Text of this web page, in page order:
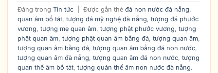
Đăng trong Tin tức Được gắn thẻ đá non nước đà nẵng,
quan âm bồ tát, tượng đá mỹ nghệ đà nẵng, tượng đá phước
vương, tượng mẹ quan âm, tượng phật phước vương, tượng
phật quan âm, tượng phật quan âm bằng đá, tượng quan âm,
tượng quan âm bằng đá, tượng quan âm bằng đá non nước,
tượng quan âm đà nẵng, tượng quan âm đá non nước, tượng
quan thế âm bồ tát, tượng quán thế âm non nước đà nẵng.